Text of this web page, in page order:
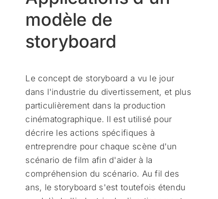
modèle de
storyboard
Le concept de storyboard a vu le jour
dans l'industrie du divertissement, et plus
particulièrement dans la production
cinématographique. Il est utilisé pour
décrire les actions spécifiques à
entreprendre pour chaque scène d'un
scénario de film afin d'aider à la
compréhension du scénario. Au fil des
ans, le storyboard s'est toutefois étendu